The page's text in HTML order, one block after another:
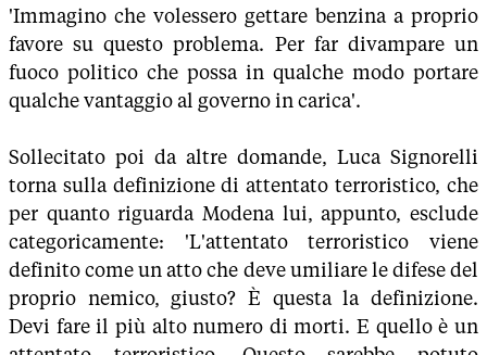
'Immagino che volessero gettare benzina a proprio
favore su questo problema. Per far divampare un
fuoco politico che possa in qualche modo portare
qualche vantaggio al governo in carica'.
Sollecitato poi da altre domande, Luca Signorelli
torna sulla definizione di attentato terroristico, che
per quanto riguarda Modena lui, appunto, esclude
categoricamente: 'L'attentato terroristico viene
definito come un atto che deve umiliare le difese del
proprio nemico, giusto? È questa la definizione.
Devi fare il più alto numero di morti. E quello è un